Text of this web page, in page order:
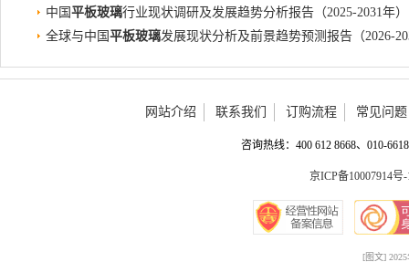
中国 平板玻璃行业现状调研及发展趋势分析报告（2025-2031年）
全球与中国 平板玻璃发展现状分析及前景趋势预测报告（2026-
网站介绍 联系我们 订购流程 常见问题
咨询热线：400 612 8668、010-
京ICP备10007914号-
[图文]